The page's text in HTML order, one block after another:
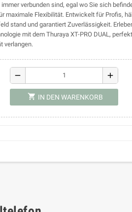
verbunden sind, egal wo Sie sich
maximale Flexibilität. Entwickelt für Profis,
stand und garantiert Zuverlässigkeit.
mit dem Thuraya XT-PRO DUAL,
verlangen.
remove add
shopping_cart IN DEN WARENKORB